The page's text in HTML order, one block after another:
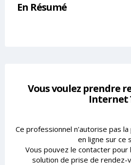
En Résumé
Vous voulez prendre
Internet
Ce professionnel n'autorise pas
en ligne sur ce
Vous pouvez le contacter
solution de prise de rendez-